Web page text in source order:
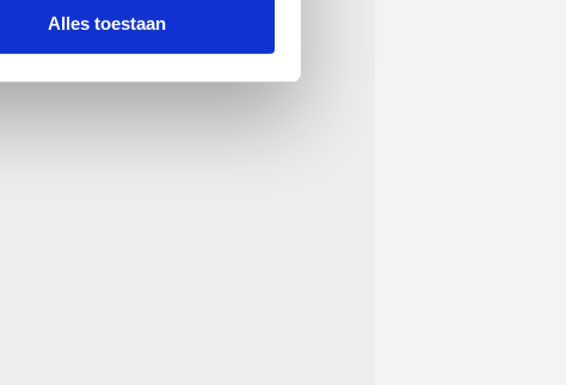
Alles toestaan